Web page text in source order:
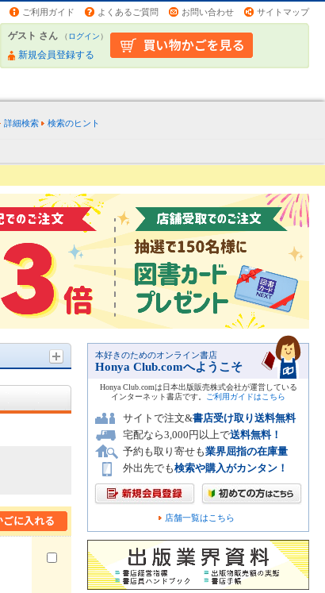
ご利用ガイド よくあるご質問 お問い合わせ サイトマップ
ゲスト さん （ログイン）
新規会員登録する
詳細検索 検索のヒント
本好きのためのオンライン書店
Honya Club.comへようこそ
Honya Club.comは日本出版販売株式会社が運営している
インターネット書店です。
ご利用ガイドはこちら
サイトで注文&書店受け取り送料無料
宅配なら3,000円以上で送料無料！
予約も取り寄せも業界屈指の在庫量
外出先でも検索や購入がカンタン！
店舗一覧はこちら